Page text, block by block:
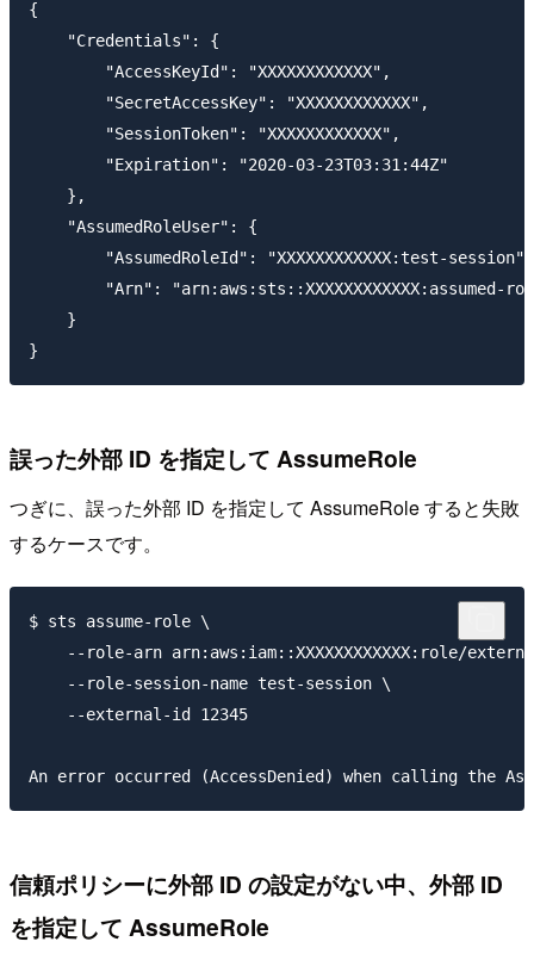
{
    "Credentials": {
        "AccessKeyId": "XXXXXXXXXXXX",
        "SecretAccessKey": "XXXXXXXXXXXX",
        "SessionToken": "XXXXXXXXXXXX",
        "Expiration": "2020-03-23T03:31:44Z"
    },
    "AssumedRoleUser": {
        "AssumedRoleId": "XXXXXXXXXXXX:test-session",
"Arn": "arn:aws:sts::XXXXXXXXXXXX:assumed-
    }
誤った外部 ID を指定して AssumeRole
つぎに、誤った外部 ID を指定して AssumeRole すると失敗
するケースです。
$ sts assume-role \
--role-arn arn:aws:iam::XXXXXXXXXXXX:role/
    --role-session-name test-session \
    --external-id 12345
信頼ポリシーに外部 ID の設定がない中、外部 ID
を指定して AssumeRole